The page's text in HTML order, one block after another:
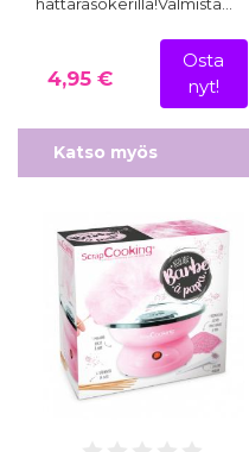
4,95 €
Osta
nyt!
Katso myös